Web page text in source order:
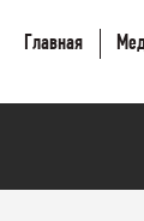
Главная